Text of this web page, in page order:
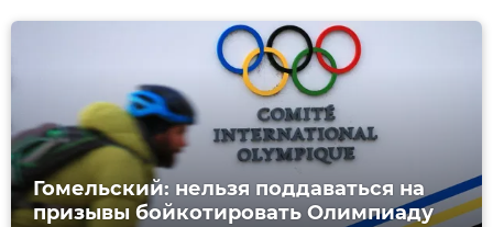
Гомельский: нельзя поддаваться на
призывы бойкотировать Олимпиаду